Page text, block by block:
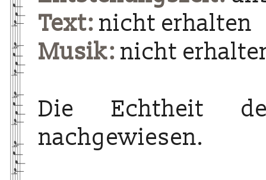
Text: nicht erhalten
Musik: nicht
Die Echtheit
nachgewiesen.